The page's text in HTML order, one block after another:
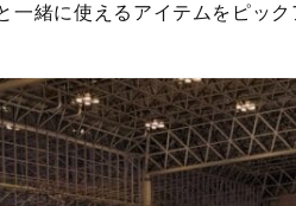
一緒に使えるアイテムをピック